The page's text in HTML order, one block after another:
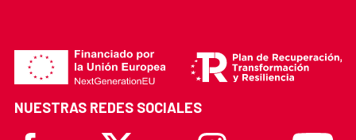
NUESTRAS REDES SOCIALES